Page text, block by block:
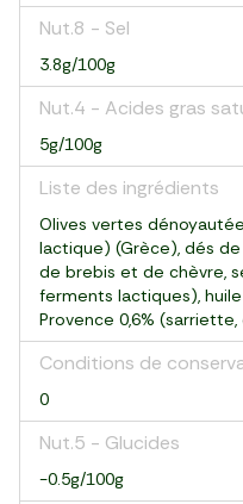
Nut.8 - Sel
3.8g/100g
Nut.4 - Acides gras
5g/100g
Liste des ingrédients
Olives vertes
lactique) (Grèce), dés
de brebis et de chèvre,
ferments lactiques),
Provence 0,6%
Conditions de
0
Nut.5 - Glucides
-0.5g/100g